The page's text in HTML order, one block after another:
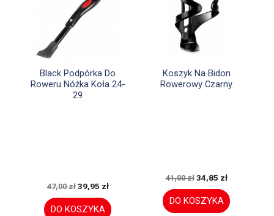
Szybki podgląd
Black Podpórka Do
Roweru Nóżka Koła 24-
29
47,00 zł 39,95 zł
DO KOSZYKA
Szybki podgląd
Koszyk Na Bidon
Rowerowy Czarny
41,00 zł 34,85 zł
DO KOSZYKA